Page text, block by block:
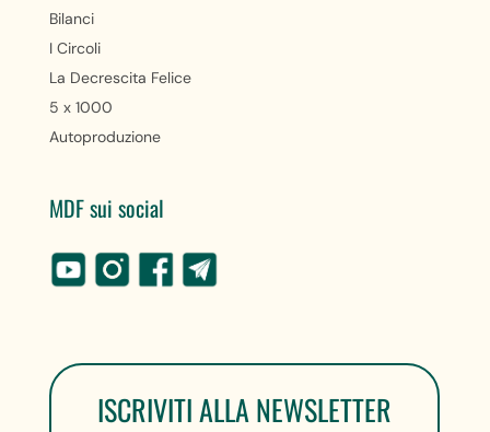
Bilanci
I Circoli
La Decrescita Felice
5 x 1000
Autoproduzione
MDF sui social
ISCRIVITI ALLA NEWSLETTER